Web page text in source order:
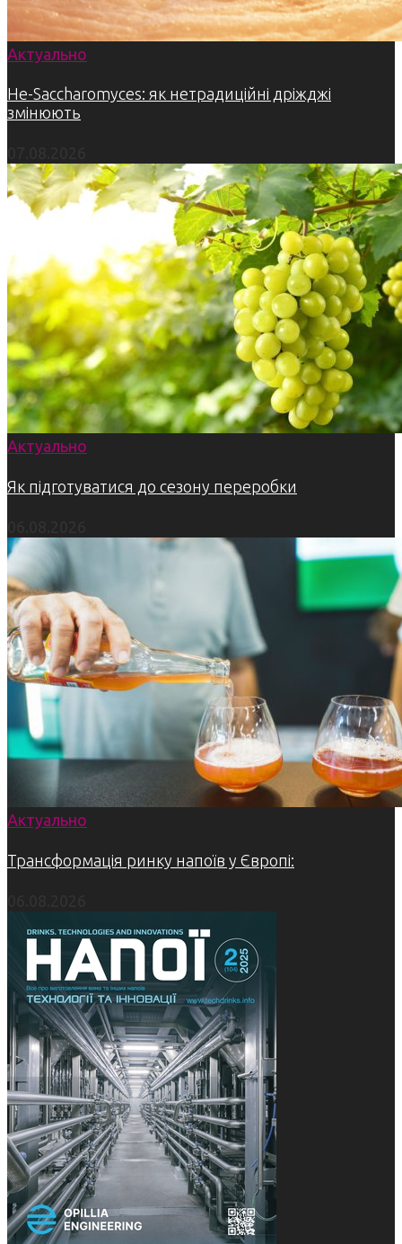
Актуально
Не-Saccharomyces: як нетрадиційні дріжджі
змінюють
Актуально
Як підготуватися до сезону переробки
Актуально
Трансформація ринку напоїв у Європі: